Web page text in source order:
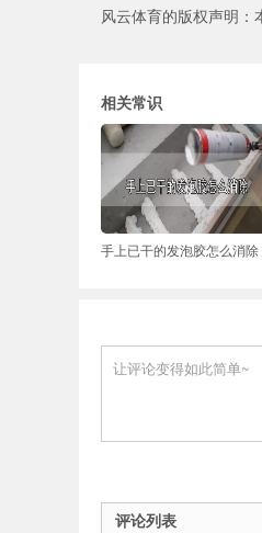
风云体育的版权声明：
相关常识
手上已干的发泡胶怎么消除
评论列表